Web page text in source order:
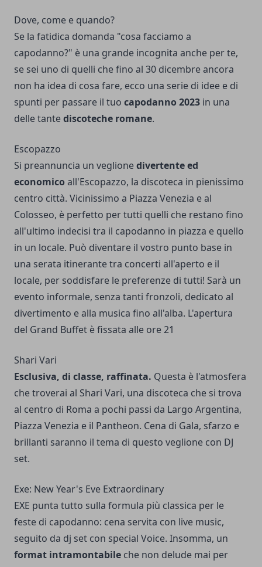
Dove, come e quando?
Se la fatidica domanda "cosa facciamo a
capodanno?" è una grande incognita anche per te,
se sei uno di quelli che fino al 30 dicembre ancora
non ha idea di cosa fare, ecco una serie di idee e di
spunti per passare il tuo capodanno 2023 in una
delle tantediscoteche romane.
Escopazzo
Si preannuncia un veglionedivertente ed
economico all'Escopazzo, la discoteca in pienissimo
centro città. Vicinissimo a Piazza Venezia e al
Colosseo, è perfetto per tutti quelli che restano fino
all'ultimo indecisi tra il capodanno in piazza e quello
in un locale. Può diventare il vostro punto base in
una serata itinerante tra concerti all'aperto e il
locale, per soddisfare le preferenze di tutti! Sarà un
evento informale, senza tanti fronzoli, dedicato al
divertimento e alla musica fino all'alba. L'apertura
del Grand Buffet è fissata alle ore 21
Shari Vari
Esclusiva, di classe, raffinata. Questa è l'atmosfera
che troverai al Shari Vari, una discoteca che si trova
al centro di Roma a pochi passi da Largo Argentina,
Piazza Venezia e il Pantheon. Cena di Gala, sfarzo e
brillanti saranno il tema di questo veglione con DJ
set.
Exe: New Year's Eve Extraordinary
EXE punta tutto sulla formula più classica per le
feste di capodanno: cena servita con live music,
seguito da dj set con special Voice. Insomma, un
format intramontabile che non delude mai per